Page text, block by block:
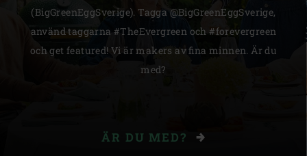
(BigGreenEggSverige). Tagga @BigGreenEggSverige,
använd taggarna #TheEvergreen och #forevergreen
och get featured! Vi är makers av fina minnen. Är du
med?
ÄR DU MED?